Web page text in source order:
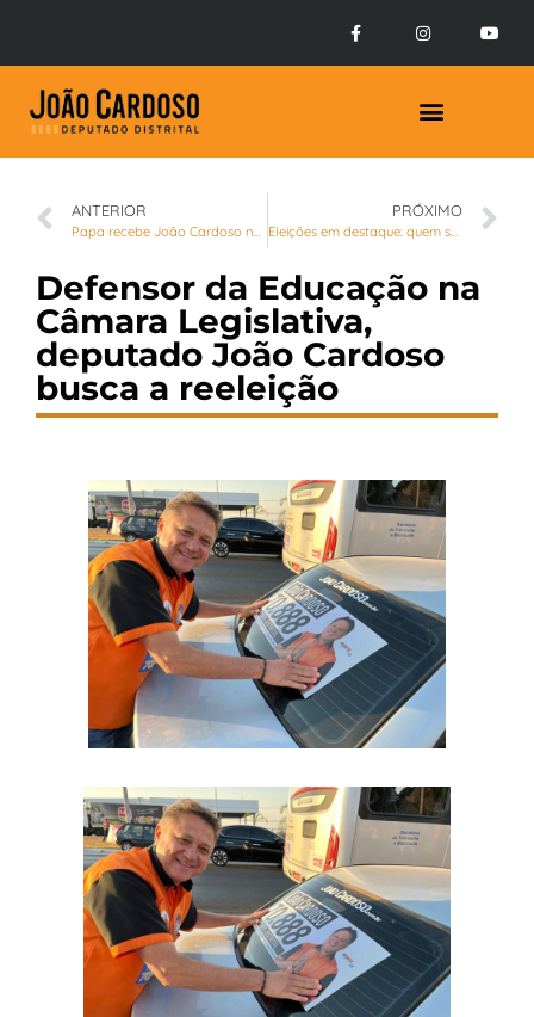
ANTERIOR PRÓXIMO
Eleições em destaque: quem são os novos distritais e federais do DF
Defensor da Educação na
Câmara Legislativa,
deputado João Cardoso
busca a reeleição